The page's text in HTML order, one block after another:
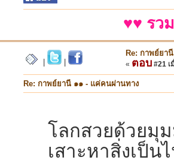
♥♥ รว
Re: กาพย์ยา
« ตอบ #21 เ
Re: กาพย์ยานี ๑๑ - แค่คนผ่านทาง
โลกสวยด้วยมุ
เสาะหาสิ่งเป็